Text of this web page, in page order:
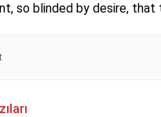
so blinded by desire,